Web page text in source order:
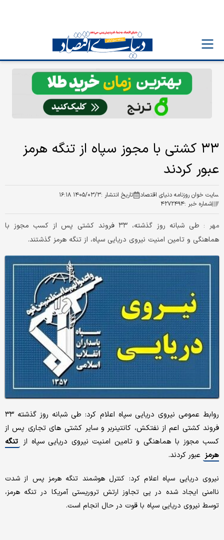
۳۳ کشتی با مجوز سپاه از تنگه هرمز
عبور کردند
سایت خوان روزنامه دنیای اقتصاد تاریخ انتشار :۱۴۰۵/۰۳/۳ ۱۶:۱۸
شماره خبر :۴۲۷۲۴۹۴
مهر :
طی شبانه روز گذشته، ۳۳ فروند کشتی پس از کسب مجوز با
هماهنگی و تامین امنیت نیروی دریایی سپاه، از تنگه هرمز گذشتند.
روابط عمومی نیروی دریایی سپاه اعلام کرد: طی شبانه روز گذشته ۳۳
فروند کشتی اعم از نفتکش، کانتینربر و سایر کشتی های تجاری پس از
کسب مجوز با هماهنگی و تامین امنیت نیروی دریایی سپاه از تنگه
هرمز عبور کردند.
نیروی دریایی سپاه اعلام کرد: کنترل هوشمند تنگه هرمز پس از شدت
ناامنی ایجاد شده در پی تجاوز ارتش تروریستی آمریکا در تنگه هرمز،
توسط نیروی دریایی سپاه با قوت در حال انجام است.